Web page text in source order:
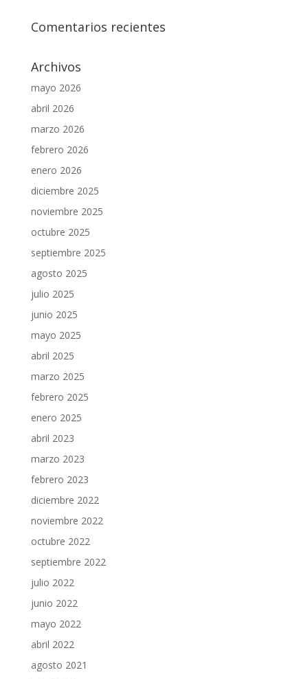
Comentarios recientes
Archivos
mayo 2026
abril 2026
marzo 2026
febrero 2026
enero 2026
diciembre 2025
noviembre 2025
octubre 2025
septiembre 2025
agosto 2025
julio 2025
junio 2025
mayo 2025
abril 2025
marzo 2025
febrero 2025
enero 2025
abril 2023
marzo 2023
febrero 2023
diciembre 2022
noviembre 2022
octubre 2022
septiembre 2022
julio 2022
junio 2022
mayo 2022
abril 2022
agosto 2021